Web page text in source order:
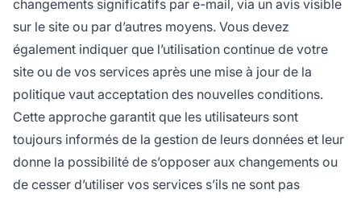
changements significatifs par e-mail, via un avis visible
sur le site ou par d’autres moyens. Vous devez
également indiquer que l’utilisation continue de votre
site ou de vos services après une mise à jour de la
politique vaut acceptation des nouvelles conditions.
Cette approche garantit que les utilisateurs sont
toujours informés de la gestion de leurs données et leur
donne la possibilité de s’opposer aux changements ou
de cesser d’utiliser vos services s’ils ne sont pas